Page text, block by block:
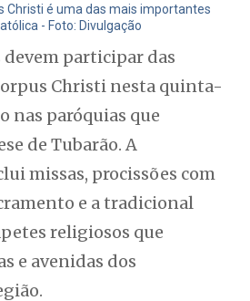
Christi é uma das mais importantes
- Foto: Divulgação
participar das
Christi nesta quinta-
nas paróquias que
de Tubarão. A
missas, procissões com
e a tradicional
religiosos que
e avenidas dos